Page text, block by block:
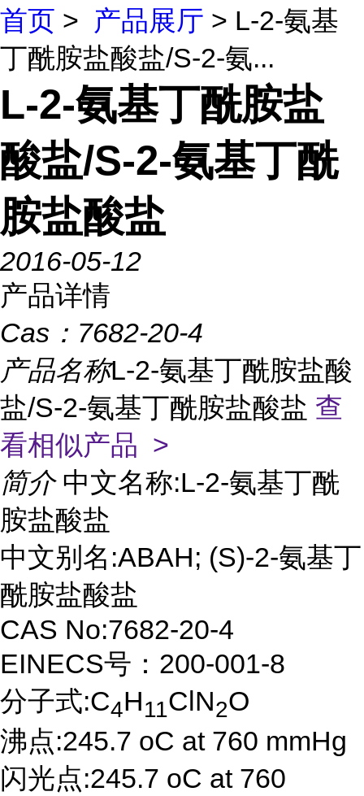
首页 > 产品展厅 > L-2-氨基
丁酰胺盐酸盐/S-2-氨...
L-2-氨基丁酰胺盐
酸盐/S-2-氨基丁酰
胺盐酸盐
2016-05-12
产品详情
Cas： 7682-20-4
产品名称L-2-氨基丁酰胺盐酸
盐/S-2-氨基丁酰胺盐酸盐 查
看相似产品 >
简介 中文名称:L-2-氨基丁酰
胺盐酸盐
中文别名:ABAH; (S)-2-氨基丁
酰胺盐酸盐
CAS No:7682-20-4
EINECS号：200-001-8
分子式:C4H11ClN2O
沸点:245.7 oC at 760 mmHg
闪光点:245.7 oC at 760